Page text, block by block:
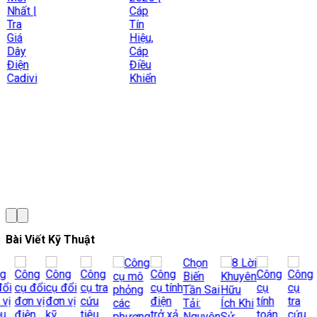
Nhất |
Tra
Giá
Dây
Điện
Cadivi
Cáp
Tín
Hiệu,
Cáp
Điều
Khiển
Bài Viết Kỹ Thuật
Chọn
Biến
Tần Sai
Tải: